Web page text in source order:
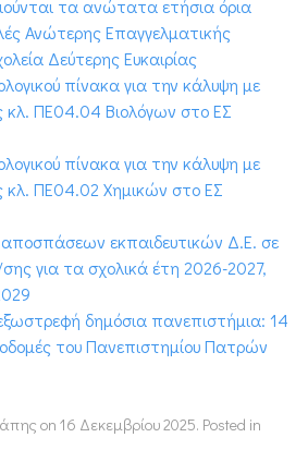
τα ανώτατα ετήσια όρια
Ανώτερης Επαγγελματικής
Δεύτερης Ευκαιρίας
πίνακα για την κάλυψη με
ΠΕ04.04 Βιολόγων στο ΕΣ
πίνακα για την κάλυψη με
ΠΕ04.02 Χημικών στο ΕΣ
εκπαιδευτικών Δ.Ε. σε
για τα σχολικά έτη 2026-2027,
δημόσια πανεπιστήμια: 14
του Πανεπιστημίου Πατρών
on 16 Δεκεμβρίου 2025. Posted in